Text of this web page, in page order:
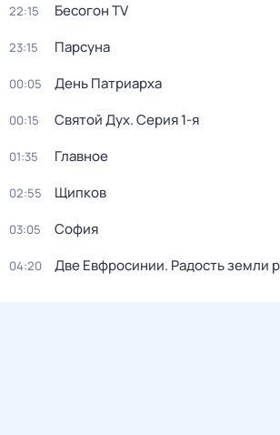
22:15 Бесогон TV
23:15 Парсуна
00:05 День Патриарха
00:15 Святой Дух. Серия 1-я
01:35 Главное
02:55 Щипков
03:05 София
04:20 Две Евфросинии. Радость земли